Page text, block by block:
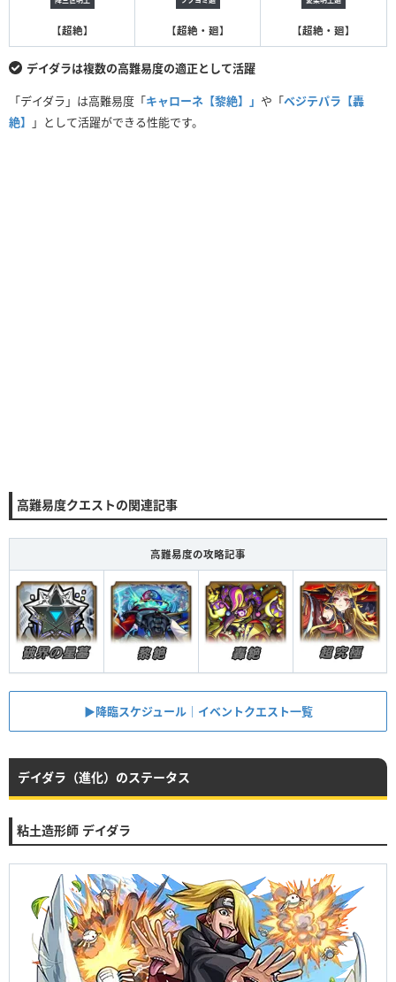
【超絶】 【超絶・廻】 【超絶・廻】
デイダラは複数の高難易度の適正として活躍
「デイダラ」は高難易度「キャローネ【黎絶】」 や「ベジテパラ【轟
絶】
」として活躍ができる性能です。
高難易度クエストの関連記事
高難易度の攻略記事
▶︎降臨スケジュール｜イベントクエスト一覧
デイダラ（進化）のステータス
粘土造形師 デイダラ